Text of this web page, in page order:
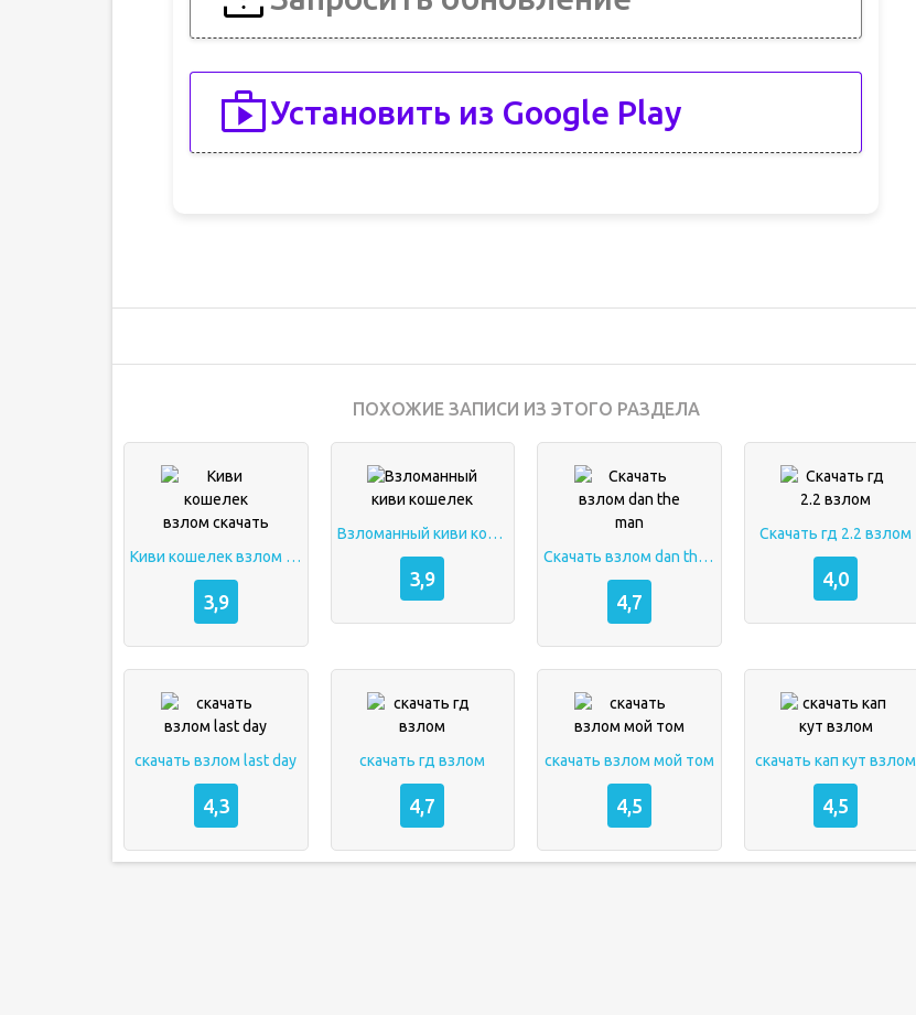
Установить из Google Play
ПОХОЖИЕ ЗАПИСИ ИЗ ЭТОГО РАЗДЕЛА
Киви кошелек взлом скачать
3,9
Взломанный киви кошелек
3,9
Скачать взлом dan the man
4,7
Скачать гд 2.2 взлом
4,0
скачать взлом last day
4,3
скачать гд взлом
4,7
скачать взлом мой том
4,5
скачать кап кут взлом
4,5